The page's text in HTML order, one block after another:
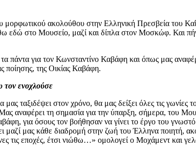
ακολούθου στην Ελληνική Πρεσβεία του
εδώ στο Μουσείο, μαζί και δίπλα στον Μοσκώφ. Και
πάντα για τον Κωνσταντίνο Καβάφη και όπως μας
ποίησης, της Οικίας Καβάφη.
ενοχλούσε
ταξιδέψει στον χρόνο, θα μας δείξει όλες τις γωνίες
αναφέρει τη σημασία για την ύπαρξη, σήμερα, του
για όσους τον βοήθησαν να γίνει το έργο του
μας κάθε διαδρομή στην ζωή του Έλληνα ποιητή,
τις εποχές, έτσι νιώθω…» ομολογεί ο Μοχάμεντ και